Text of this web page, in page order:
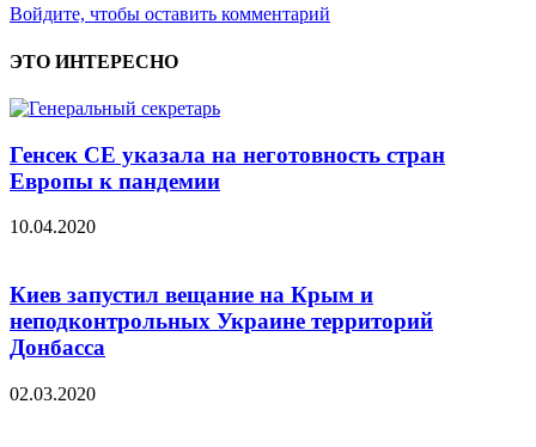
Войдите, чтобы оставить комментарий
ЭТО ИНТЕРЕСНО
Генсек СЕ указала на неготовность стран
Европы к пандемии
10.04.2020
Киев запустил вещание на Крым и
неподконтрольных Украине территорий
Донбасса
02.03.2020